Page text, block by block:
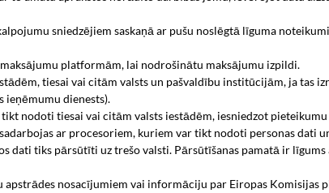
sniedzējiem saskaņā ar pušu noslēgtā līguma
platformām, lai nodrošinātu maksājumu izpildi.
tiesai vai citām valsts un pašvaldību institūcijām, ja tas
ieņēmumu dienests).
nodoti tiesai vai citām valsts iestādēm, iesniedzot
ar procesoriem, kuriem var tikt nodoti personas dati
dati tiks pārsūtīti uz trešo valsti. Pārsūtīšanas pamatā ir
nosacījumiem vai informāciju par Eiropas Komisijas